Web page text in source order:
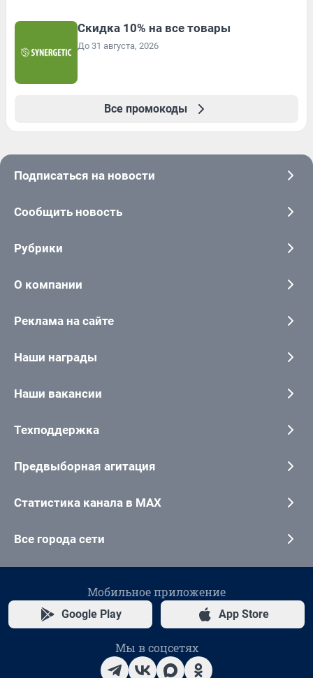
Скидка 10% на все товары
До 31 августа, 2026
Все промокоды
Подписаться на новости
Сообщить новость
Рубрики
О компании
Реклама на сайте
Наши награды
Наши вакансии
Техподдержка
Предвыборная агитация
Статистика канала в MAX
Все города сети
Мобильное приложение
Google Play App Store
Мы в соцсетях